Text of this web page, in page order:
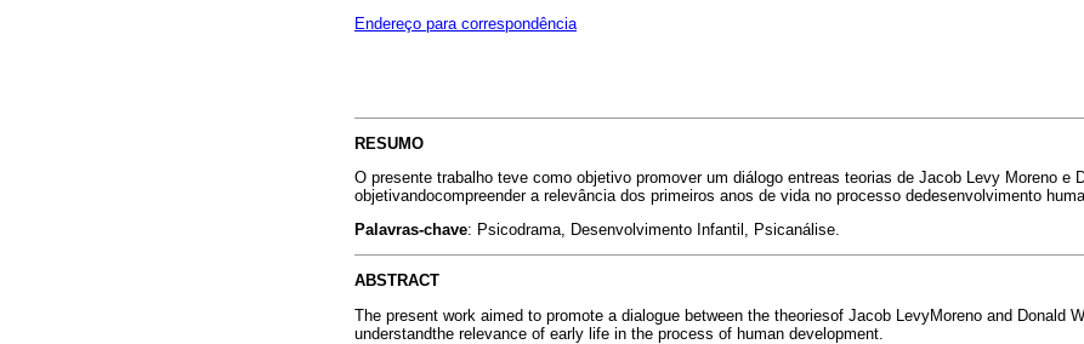
Endereço para correspondência
RESUMO
O presente trabalho teve como objetivo promover um diálogo entreas teorias de Jacob Levy Moreno e
objetivandocompreender a relevância dos primeiros anos de vida no processo dedesenvolvimento
Palavras-chave: Psicodrama, Desenvolvimento Infantil, Psicanálise.
ABSTRACT
The present work aimed to promote a dialogue between the theoriesof Jacob LevyMoreno and Donald
understandthe relevance of early life in the process of human development.